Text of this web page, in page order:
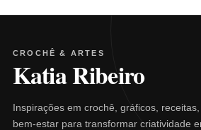
CROCHÊ & ARTES
Katia Ribeiro
Inspirações em crochê, gráficos,
bem-estar para transformar criatividade